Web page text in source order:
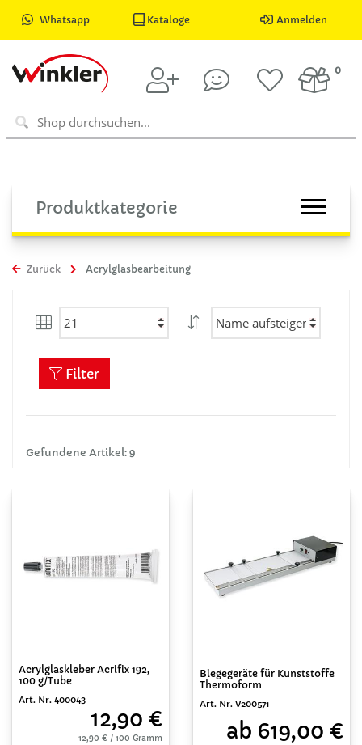
Whatsapp Kataloge Anmelden
0
Produktkategorie
Zurück Acrylglasbearbeitung
Gefundene Artikel: 9
Filter
Acrylglaskleber Acrifix 192,
100 g/Tube
Art. Nr. 400043
12,90 €
12,90 € / 100 Gramm
Biegegeräte für Kunststoffe
Thermoform
Art. Nr. V200571
ab 619,00 €